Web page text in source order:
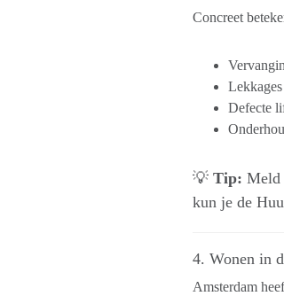
Concreet
Defecte
💡 Tip: Meld
kun je de
4. Wonen in
Amsterdam